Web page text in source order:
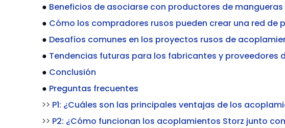
● Beneficios de asociarse con productores de
● Cómo los compradores rusos pueden crear una red de
● Desafíos comunes en los proyectos rusos de
● Tendencias futuras para los fabricantes y proveedores
● Conclusión
● Preguntas frecuentes
>> P1: ¿Cuáles son las principales ventajas de los
>> P2: ¿Cómo funcionan los acoplamientos Storz junto